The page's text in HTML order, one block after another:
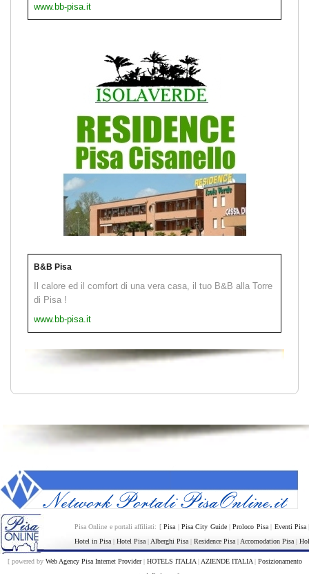
www.bb-pisa.it
B&B Pisa
Il calore ed il comfort di una vera casa, il tuo B&B alla Torre
di Pisa !
www.bb-pisa.it
Pisa Online e portali affiliati: [Pisa | Pisa City Guide|Proloco Pisa| Eventi Pisa
Hotel in Pisa | Hotel Pisa | Alberghi Pisa | Residence Pisa | Accomodation Pisa |
[ powered by Web Agency Pisa Internet Provider| HOTELS ITALIA| AZIENDE ITALIA| Posizionamento